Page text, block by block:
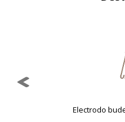
Electrodo